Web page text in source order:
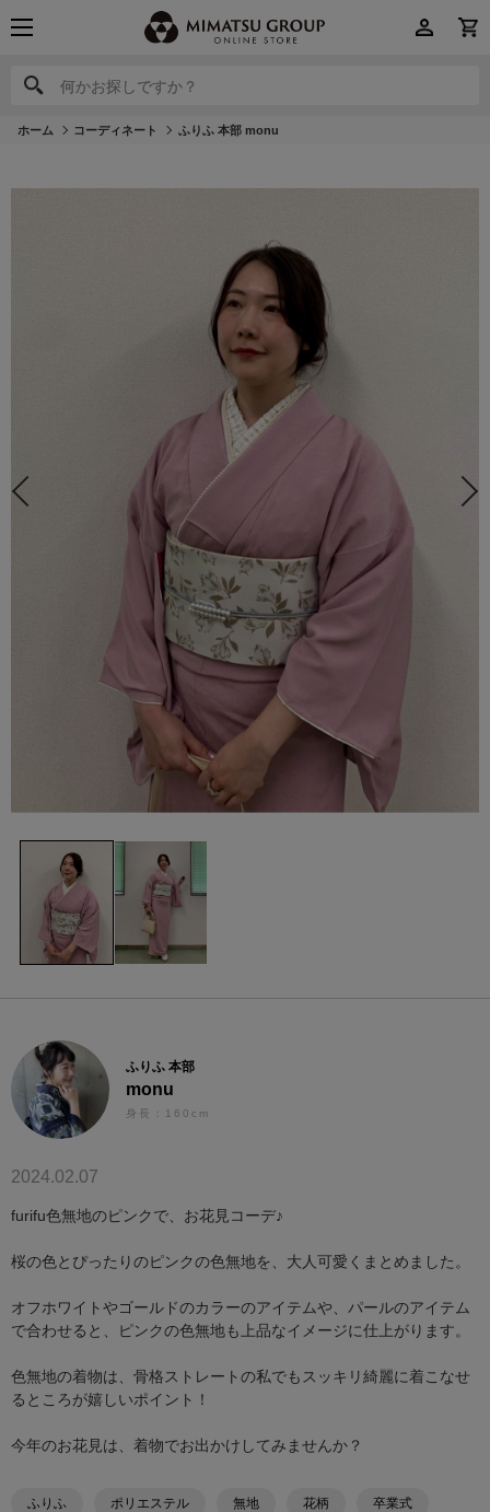
何かお探しですか？
何かお探しですか？
ホーム コーディネート ふりふ 本部 monu
ふりふ 本部
monu
身長：160cm
2024.02.07
furifu色無地のピンクで、お花見コーデ♪
桜の色とぴったりのピンクの色無地を、大人可愛くまとめました。
オフホワイトやゴールドのカラーのアイテムや、パールのアイテム
で合わせると、ピンクの色無地も上品なイメージに仕上がります。
色無地の着物は、骨格ストレートの私でもスッキリ綺麗に着こなせ
るところが嬉しいポイント！
今年のお花見は、着物でお出かけしてみませんか？
ふりふ ポリエステル 無地 花柄 卒業式